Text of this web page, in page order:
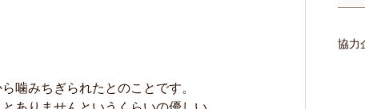
噛みちぎられたとのことです。
協力